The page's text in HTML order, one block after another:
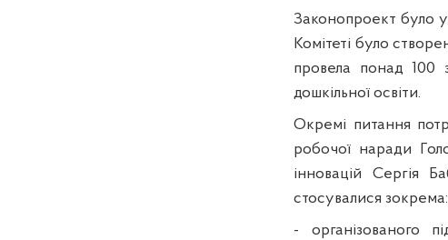
Законопроект було
Комітеті було
провела понад 100
дошкільної освіти.
Окремі питання
робочої наради
інновацій Сергія
стосувалися зокрема:
- організованого